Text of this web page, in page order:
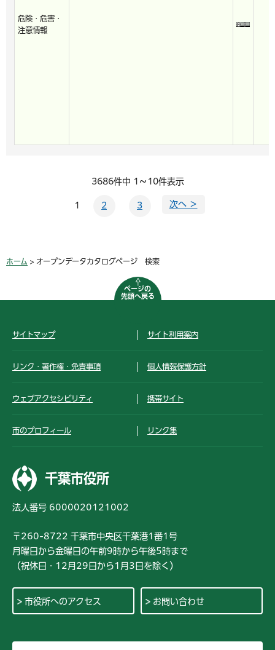
危険・危害・
注意情報
3686件中 1～10件表示
1 2 3 次へ ＞
ホーム > オープンデータカタログページ 検索
ページの
先頭へ戻る
サイトマップ サイト利用案内
リンク・著作権・免責事項 個人情報保護方針
ウェブアクセシビリティ 携帯サイト
市のプロフィール リンク集
千葉市役所
法人番号 6000020121002
〒260-8722 千葉市中央区千葉港1番1号
月曜日から金曜日の午前9時から午後5時まで
（祝休日・12月29日から1月3日を除く）
市役所へのアクセス お問い合わせ